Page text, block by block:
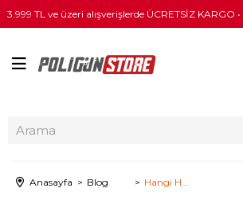
3.999 TL ve üzeri alışverişlerde ÜCRETSİZ KARGO
Anasayfa Blog